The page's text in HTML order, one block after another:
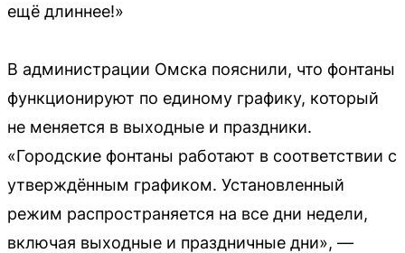
ещё длиннее!»
В администрации Омска пояснили, что фонтаны
функционируют по единому графику, который
не меняется в выходные и праздники.
«Городские фонтаны работают в соответствии с
утверждённым графиком. Установленный
режим распространяется на все дни недели,
включая выходные и праздничные дни», —